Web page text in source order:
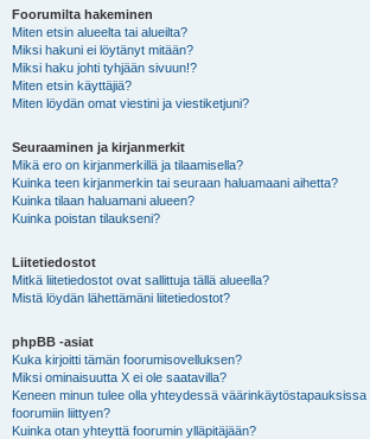
Foorumilta hakeminen
Miten etsin alueelta tai alueilta?
Miksi hakuni ei löytänyt mitään?
Miksi haku johti tyhjään sivuun!?
Miten etsin käyttäjiä?
Miten löydän omat viestini ja viestiketjuni?
Seuraaminen ja kirjanmerkit
Mikä ero on kirjanmerkillä ja tilaamisella?
Kuinka teen kirjanmerkin tai seuraan haluamaani aihetta?
Kuinka tilaan haluamani alueen?
Kuinka poistan tilaukseni?
Liitetiedostot
Mitkä liitetiedostot ovat sallittuja tällä alueella?
Mistä löydän lähettämäni liitetiedostot?
phpBB -asiat
Kuka kirjoitti tämän foorumisovelluksen?
Miksi ominaisuutta X ei ole saatavilla?
Keneen minun tulee olla yhteydessä
foorumiin liittyen?
Kuinka otan yhteyttä foorumin ylläpitäjään?